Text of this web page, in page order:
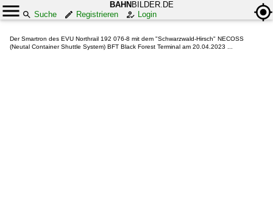
BAHN BILDER.DE
Suche
Registrieren Login
Der Smartron des EVU Northrail 192 076-8 mit dem "Schwarzwald-Hirsch" NECOSS
(Neutal Container Shuttle System) BFT Black Forest Terminal am 20.04.2023 ...